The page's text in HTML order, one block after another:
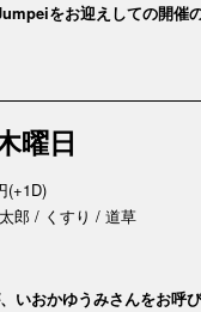
をお迎えしての開催
曜日
(+1D)
郎 / くすり / 道草
いおかゆうみさんをお呼